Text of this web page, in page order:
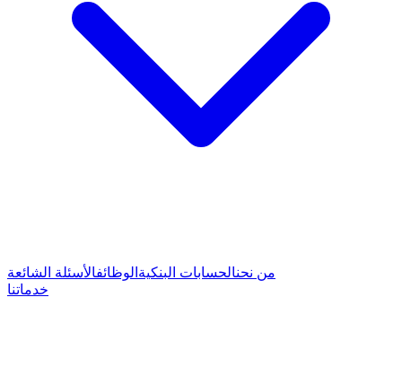
من نحنالحسابات البنكية الوظائفالأسئلة الشائعة
خدماتنا